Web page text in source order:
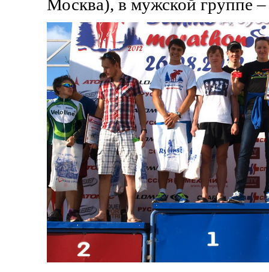
Москва), в мужской группе